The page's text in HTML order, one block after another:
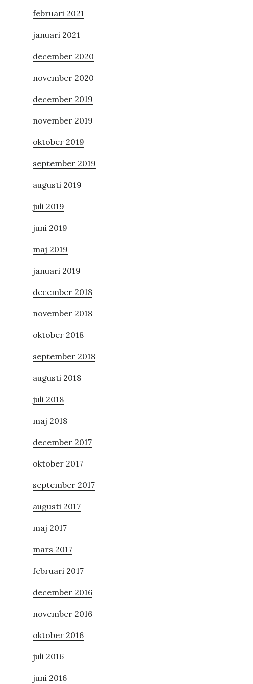
februari 2021
januari 2021
december 2020
november 2020
december 2019
november 2019
oktober 2019
september 2019
augusti 2019
juli 2019
juni 2019
maj 2019
januari 2019
december 2018
november 2018
oktober 2018
september 2018
augusti 2018
juli 2018
maj 2018
december 2017
oktober 2017
september 2017
augusti 2017
maj 2017
mars 2017
februari 2017
december 2016
november 2016
oktober 2016
juli 2016
juni 2016